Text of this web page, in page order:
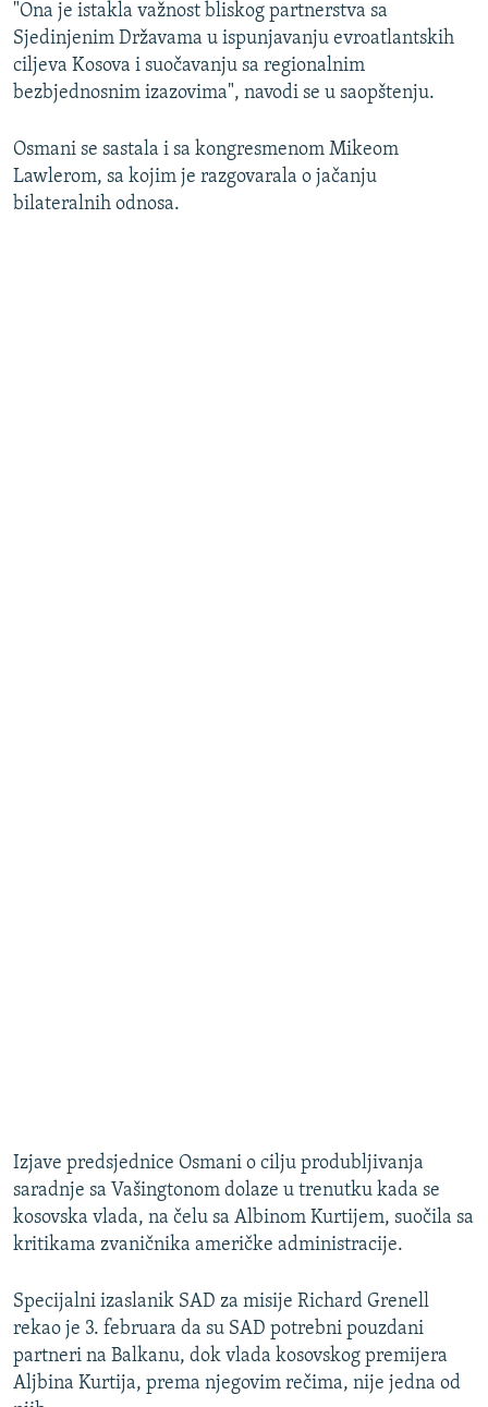
"Ona je istakla važnost bliskog partnerstva sa
Sjedinjenim Državama u ispunjavanju evroatlantskih
ciljeva Kosova i suočavanju sa regionalnim
bezbjednosnim izazovima", navodi se u saopštenju.
Osmani se sastala i sa kongresmenom Mikeom
Lawlerom, sa kojim je razgovarala o jačanju
bilateralnih odnosa.
Izjave predsjednice Osmani o cilju produbljivanja
saradnje sa Vašingtonom dolaze u trenutku kada se
kosovska vlada, na čelu sa Albinom Kurtijem, suočila sa
kritikama zvaničnika američke administracije.
Specijalni izaslanik SAD za misije Richard Grenell
rekao je 3. februara da su SAD potrebni pouzdani
partneri na Balkanu, dok vlada kosovskog premijera
Aljbina Kurtija, prema njegovim rečima, nije jedna od